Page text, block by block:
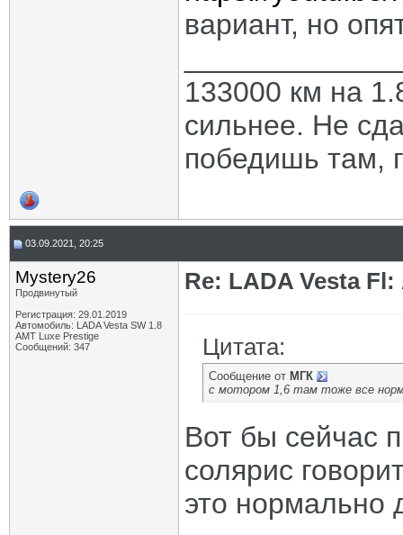
вариант, но
133000 км на
сильнее. Не
победишь там,
03.09.2021, 20:25
Mystery26
Продвинутый
Регистрация: 29.01.2019
Автомобиль: LADA Vesta SW 1.8
AMT Luxe Prestige
Сообщений: 347
Re: LADA Vesta
Цитата:
Сообщение от МГК
с мотором 1,6 там тоже все
Вот бы сейчас
солярис
это нормально